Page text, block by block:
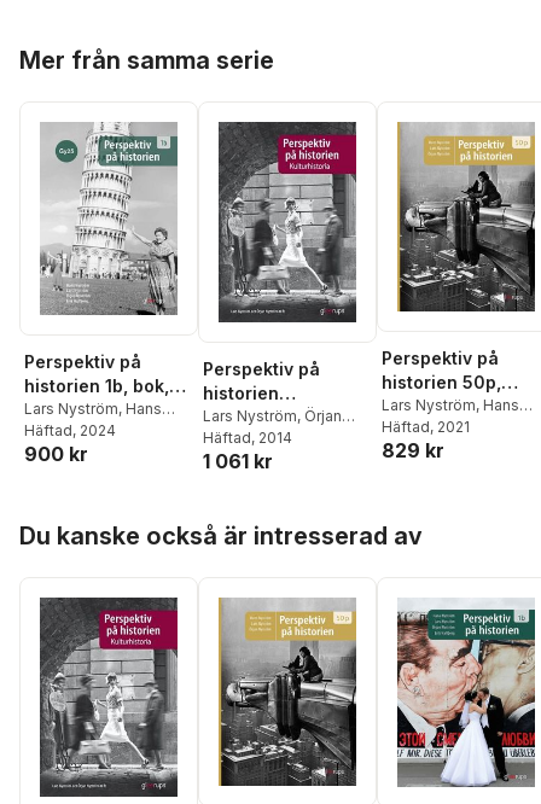
Mer från samma serie
Perspektiv på
historien 1b, bok,
Gy25
Lars Nyström, Hans
Nyström,Örjan
Nyström,
Häftad, 2024
900 kr
Perspektiv på
historien
Kulturhistoria
Lars Nyström, Örjan
Nyström
Häftad, 2014
1 061 kr
Perspektiv på
historien 50p,
elevbok
Lars Nyström, Hans
Nyström,Örjan
Häftad, 2021
829 kr
Du kanske också är intresserad av